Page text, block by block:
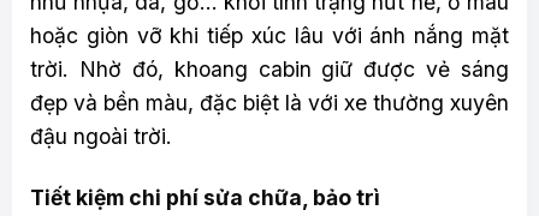
hoặc giòn vỡ khi tiếp xúc lâu với ánh nắng mặt
trời. Nhờ đó, khoang cabin giữ được vẻ sáng
đẹp và bền màu, đặc biệt là với xe thường xuyên
đậu ngoài trời.
Tiết kiệm chi phí sửa chữa, bảo trì